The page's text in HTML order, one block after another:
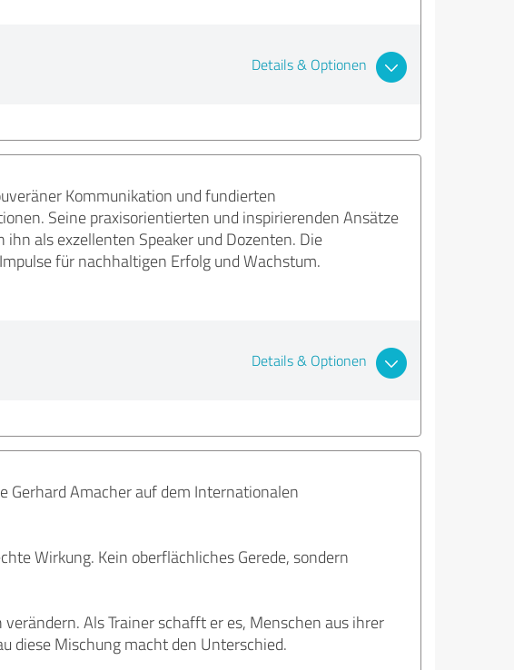
Details & Optionen
Kommunikation und fundierten
Seine praxisorientierten und inspirierenden Ansätze
als exzellenten Speaker und Dozenten. Die
für nachhaltigen Erfolg und Wachstum.
Details & Optionen
Gerhard Amacher auf dem Internationalen
Wirkung. Kein oberflächliches Gerede, sondern
Als Trainer schafft er es, Menschen aus ihrer
diese Mischung macht den Unterschied.